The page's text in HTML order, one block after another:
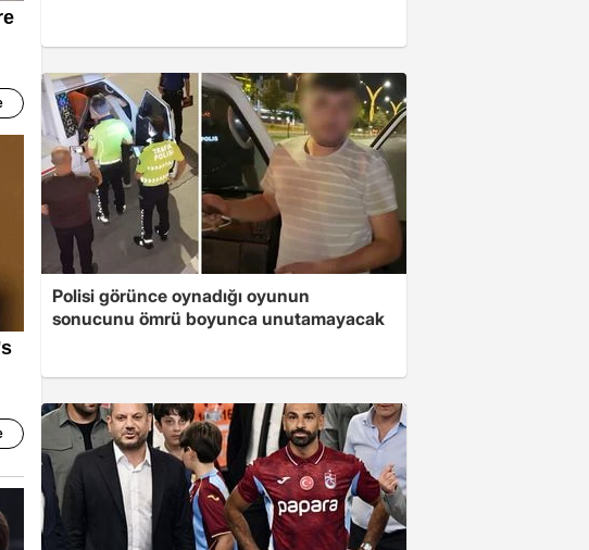
Polisi görünce oynadığı oyunun
sonucunu ömrü boyunca unutamayacak